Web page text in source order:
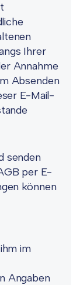
Ihrer
Annahme
Absenden
E-Mail-
senden
per E-
können
im
Angaben